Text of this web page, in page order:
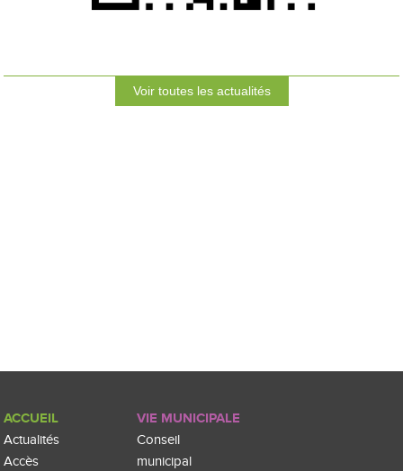
Voir toutes les actualités
ACCUEIL
Actualités
Accès
VIE MUNICIPALE
Conseil
municipal